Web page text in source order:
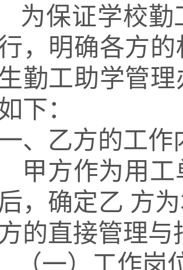
为保证学校
，明确各方
勤工助学管
下：
、乙方的工作
甲方作为用
后，确定乙 方
方的直接管理与
（一）工作岗